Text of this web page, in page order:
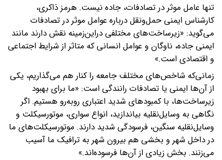
تنها عامل موثر در تصادفات، جاده نیست. هرمز ذاکری،
کارشناس ایمنی حمل‌ونقل درباره عوامل موثر در تصادفات
می‌گوید: «زیرساخت‌های مختلفی دراین‌زمینه نقش دارند مانند
ایمنی جاده، ناوگان و عوامل انسانی که متاثر از شرایط اجتماعی
و اقتصادی است.»
زمانی‌که شاخص‌های مختلف جامعه را کنار هم می‌گذاریم، یکی
از آن‌ها ایمنی یا تصادفات رانندگی است: «ما برای بهبود
زیرساخت‌ها، با کمبودهای شدید اعتباری روبه‌رو هستیم. اگر
نگاهی به وسایل‌نقلیه بیاندازید، انواع سواری، موتورسیکلت و
وسایل‌نقلیه سنگین، فرسودگی شدید دارند. موتورسیکلت‌های ما
در داخل شهر و بخشی هم بیرون شهر به ترافیک ما آسیب
می‌زنند. بخش زیادی از آن‌ها فرسوده‌اند.»